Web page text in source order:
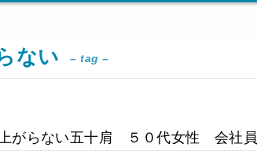
ない – tag –
上がらない五十肩 ５０代女性 会社員